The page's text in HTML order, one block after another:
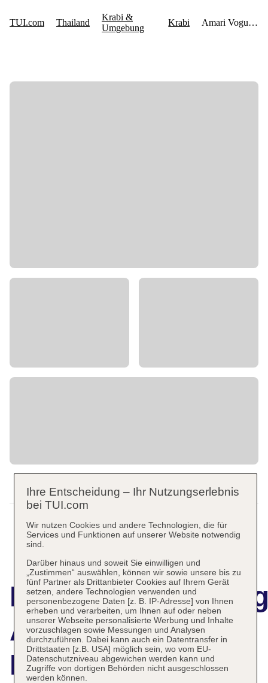
Amari Vogue
Krabi
Ihre Entscheidung – Ihr Nutzungserlebnis
bei TUI.com
Wir nutzen Cookies und andere Technologien, die für
Services und Funktionen auf unserer Website notwendig
sind.
Darüber hinaus und soweit Sie einwilligen und
„Zustimmen“ auswählen, können wir sowie unsere bis zu
fünf Partner als Drittanbieter Cookies auf Ihrem Gerät
setzen, andere Technologien verwenden und
personenbezogene Daten [z. B. IP-Adresse] von Ihnen
erheben und verarbeiten, um Ihnen auf oder neben
unserer Webseite personalisierte Werbung und Inhalte
vorzuschlagen sowie Messungen und Analysen
durchzuführen. Dabei kann auch ein Datentransfer in
Drittstaaten [z.B. USA] möglich sein, wo vom EU-
Datenschutzniveau abgewichen werden kann und
Zugriffe von dortigen Behörden nicht ausgeschlossen
werden können.